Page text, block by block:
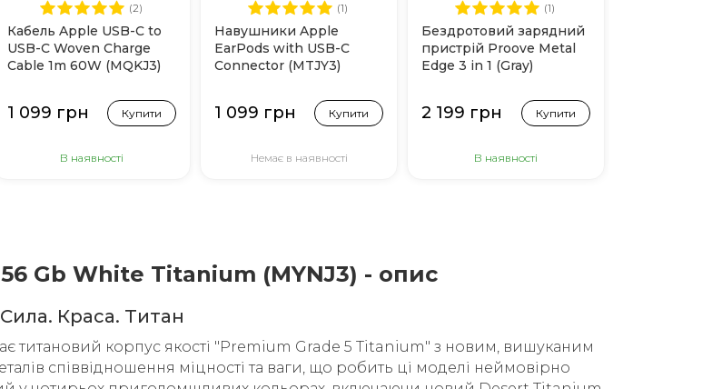
(2)
Кабель Apple USB-C to
USB-C Woven Charge
Cable 1m 60W (MQKJ3)
1 099 грн Купити
В наявності
(1)
Навушники Apple
EarPods with USB-C
Connector (MTJY3)
1 099 грн Купити
Немає в наявності
(1)
Бездротовий зарядний
пристрій Proove Metal
Edge 3 in 1 (Gray)
2 199 грн Купити
В наявності
Gb White Titanium (MYNJ3) - опис
Cила. Краса. Титан
титановий корпус якості "Premium Grade 5 Titanium" з новим, вишуканим
співвідношення міцності та ваги, що робить ці моделі неймовірно